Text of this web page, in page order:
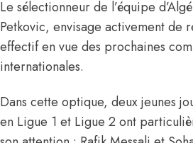
Le sélectionneur de l’équipe
Petkovic, envisage activement de
effectif en vue des prochaines
internationales.
Dans cette optique, deux jeunes
en Ligue 1 et Ligue 2 ont